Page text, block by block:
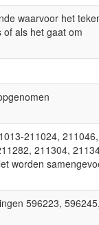
waarvoor het
als het gaat om
211024, 211046,
211304,
worden
596223, 596245,